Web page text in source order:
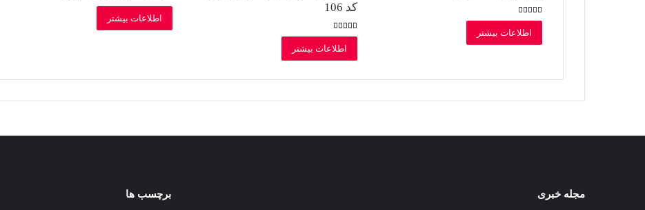
امتیاز
3.00اطلاعات بیشتر
کد 106
امتیاز
5.00اطلاعات بیشتر
اطلاعات بیشتر
برچسب ها مجله خبری